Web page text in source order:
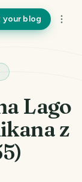
your blog
Lago
z